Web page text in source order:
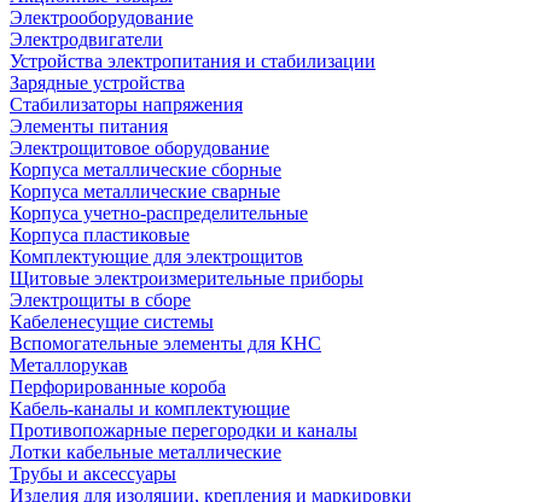
Электрооборудование
Электродвигатели
Устройства электропитания и стабилизации
Зарядные устройства
Стабилизаторы напряжения
Элементы питания
Электрощитовое оборудование
Корпуса металлические сборные
Корпуса металлические сварные
Корпуса учетно-распределительные
Корпуса пластиковые
Комплектующие для электрощитов
Щитовые электроизмерительные приборы
Электрощиты в сборе
Кабеленесущие системы
Вспомогательные элементы для КНС
Металлорукав
Перфорированные короба
Кабель-каналы и комплектующие
Противопожарные перегородки и каналы
Лотки кабельные металлические
Трубы и аксессуары
Изделия для изоляции, крепления и маркировки